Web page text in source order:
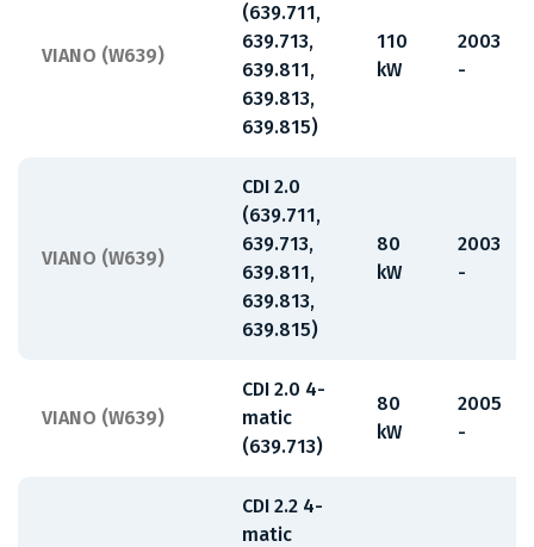
VIANO (W639)
(639.711,
639.713,
639.811,
639.813,
639.815)
110
kW
2003
-
VIANO (W639)
CDI 2.0
(639.711,
639.713,
639.811,
639.813,
639.815)
80
kW
2003
-
VIANO (W639)
CDI 2.0 4-
matic
(639.713)
80
kW
2005
-
CDI 2.2 4-
matic